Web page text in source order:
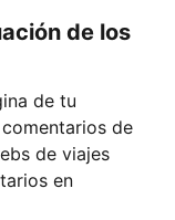
de los
de tu
de
de viajes
en